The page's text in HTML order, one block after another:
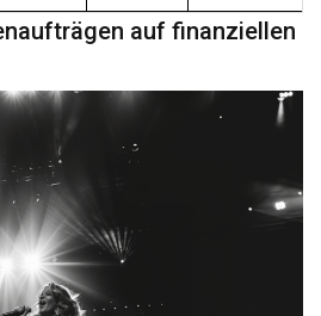
auf finanziellen